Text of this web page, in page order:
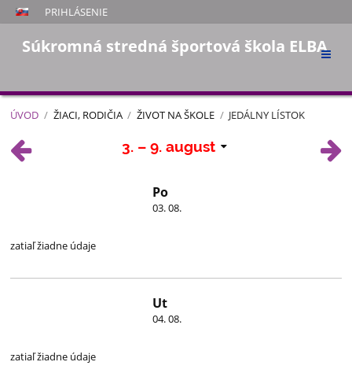
PRIHLÁSENIE
Súkromná stredná športová škola ELBA
ÚVOD / ŽIACI, RODIČIA / ŽIVOT NA ŠKOLE / JEDÁLNY LÍSTOK
Jedálny
lístok
3. – 9. august
Po
03. 08.
zatiaľ žiadne údaje
Ut
04. 08.
zatiaľ žiadne údaje